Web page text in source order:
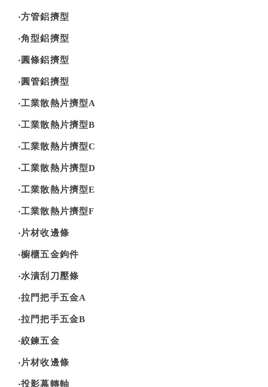
‧方管鋁擠型
‧角型鋁擠型
‧圓條鋁擠型
‧圓管鋁擠型
‧工業散熱片擠型A
‧工業散熱片擠型B
‧工業散熱片擠型C
‧工業散熱片擠型D
‧工業散熱片擠型E
‧工業散熱片擠型F
‧片材收邊條
‧櫥櫃五金鉤件
‧水漬刮刀壓條
‧拉門把手五金A
‧拉門把手五金B
‧絞鍊五金
‧片材收邊條
‧投影幕轉軸